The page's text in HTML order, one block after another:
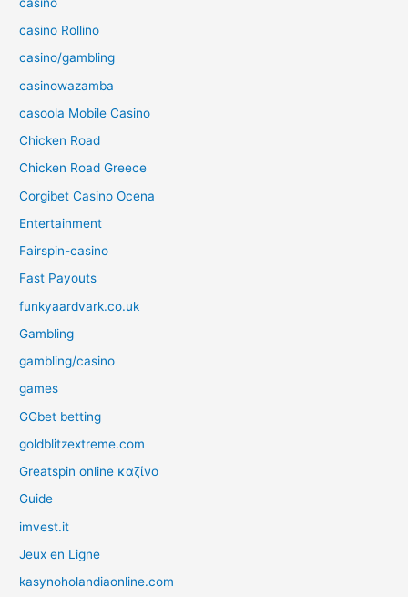
casino Rollino
casino/gambling
casinowazamba
casoola Mobile Casino
Chicken Road
Chicken Road Greece
Corgibet Casino Ocena
Entertainment
Fairspin-casino
Fast Payouts
funkyaardvark.co.uk
Gambling
gambling/casino
games
GGbet betting
goldblitzextreme.com
Greatspin online καζίνο
Guide
imvest.it
Jeux en Ligne
kasynoholandiaonline.com